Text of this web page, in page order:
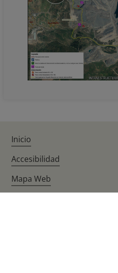
Inicio
Accesibilidad
Mapa Web